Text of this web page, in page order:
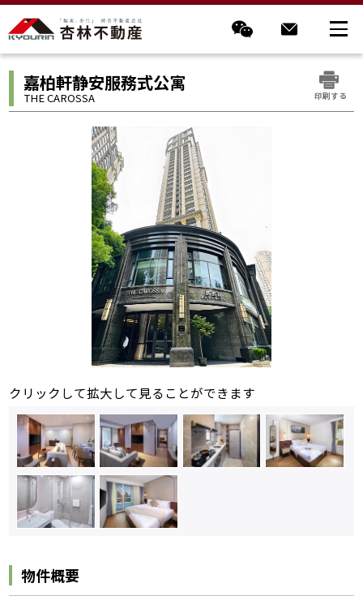
嘉柏軒静安服務式公寓
THE CAROSSA 印刷する
クリックして拡大して見ることができます
物件概要